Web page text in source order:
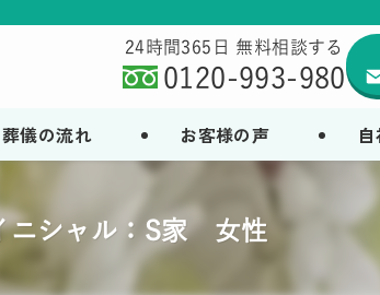
葬儀の流れ お客様の声
24時間365日 無料相談する
0120-993-980
ニシャル：S家 女性